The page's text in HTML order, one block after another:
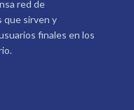
red de
sirven y
finales en los